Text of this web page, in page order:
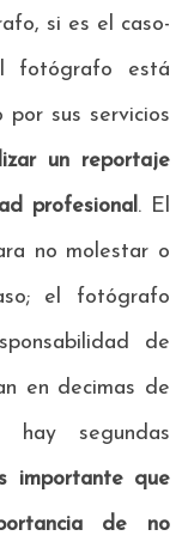
si es el caso-
fotógrafo está
sus servicios
un reportaje
profesional . El
no molestar o
el fotógrafo
de
en decimas de
segundas
importante que
de no